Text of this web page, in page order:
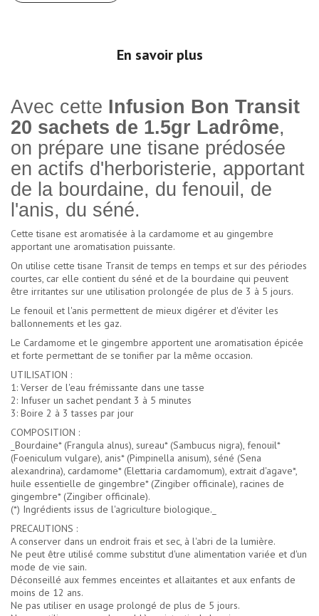
En savoir plus
Avec cette Infusion Bon Transit
20 sachets de 1.5gr Ladrôme,
on prépare une tisane prédosée
en actifs d'herboristerie, apportant
de la bourdaine, du fenouil, de
l'anis, du séné.
Cette tisane est aromatisée à la cardamome et au gingembre
apportant une aromatisation puissante.
On utilise cette tisane Transit de temps en temps et sur des périodes
courtes, car elle contient du séné et de la bourdaine qui peuvent
être irritantes sur une utilisation prolongée de plus de 3 à 5 jours.
Le fenouil et l'anis permettent de mieux digérer et d'éviter les
ballonnements et les gaz.
Le Cardamome et le gingembre apportent une aromatisation épicée
et forte permettant de se tonifier par la même occasion.
UTILISATION :
1: Verser de l'eau frémissante dans une tasse
2: Infuser un sachet pendant 3 à 5 minutes
3: Boire 2 à 3 tasses par jour
COMPOSITION :
_Bourdaine* (Frangula alnus), sureau* (Sambucus nigra), fenouil*
(Foeniculum vulgare), anis* (Pimpinella anisum), séné (Sena
alexandrina), cardamome* (Elettaria cardamomum), extrait d'agave*,
huile essentielle de gingembre* (Zingiber officinale), racines de
gingembre* (Zingiber officinale).
(*) Ingrédients issus de l'agriculture biologique._
PRECAUTIONS :
A conserver dans un endroit frais et sec, à l'abri de la lumière.
Ne peut être utilisé comme substitut d'une alimentation variée et d'un
mode de vie sain.
Déconseillé aux femmes enceintes et allaitantes et aux enfants de
moins de 12 ans.
Ne pas utiliser en usage prolongé de plus de 5 jours.